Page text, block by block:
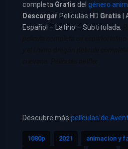
completa Gratis del género
Descargar Peliculas HD Gratis |
Español – Latino – Subtitulada.
Descubre más películas de
1080p 2021
animacion y